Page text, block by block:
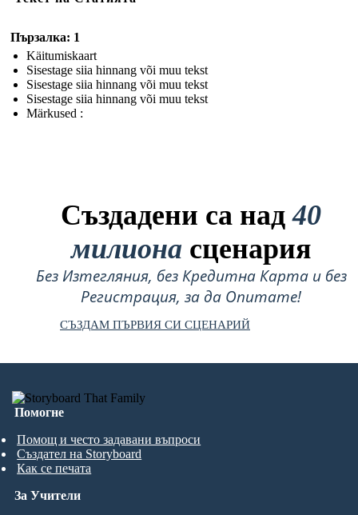
Пързалка: 1
Käitumiskaart
Sisestage siia hinnang või muu tekst
Sisestage siia hinnang või muu tekst
Sisestage siia hinnang või muu tekst
Märkused :
Създадени са над40
милиона сценария
Без Изтегляния, без Кредитна Карта и без
Регистрация, за да Опитате!
СЪЗДАМ ПЪРВИЯ СИ СЦЕНАРИЙ
Помогне
Помощ и често задавани въпроси
Създател на Storyboard
Как се печата
За Учители